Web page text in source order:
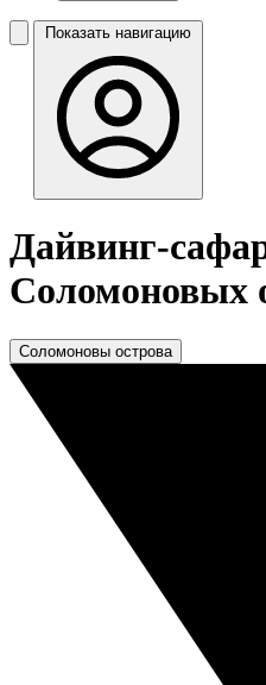
Показать навигацию
Дайвинг-
Соломоновых
Соломоновы острова